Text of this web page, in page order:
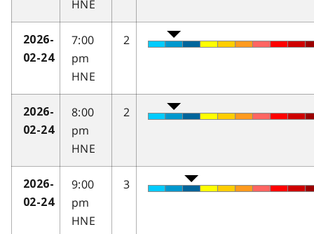
HNE
2026-
02-24
7:00
pm
HNE
2
2026-
02-24
8:00
pm
HNE
2
2026-
02-24
9:00
pm
HNE
3